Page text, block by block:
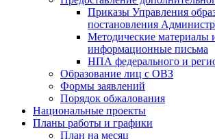
Приказы Управления
постановления
Методические материалы
информационные письма
НПА федерального и
Образование лиц с ОВЗ
Формы заявлений
Порядок обжалования
Национальные проекты
Планы работы и графики
План на месяц